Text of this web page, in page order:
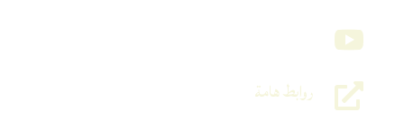

 روابط هامة